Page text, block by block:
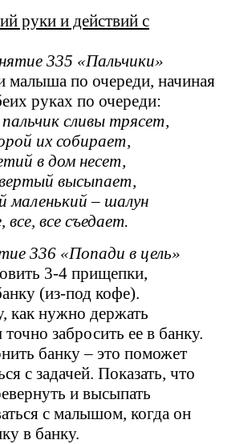
руки и действий с
335 «Пальчики»
малыша по очереди, начиная
руках по очереди:
сливы трясет,
их собирает,
в дом несет,
высыпает,
маленький – шалун
все, все съедает.
336 «Попади в цель»
3-4 прищепки,
(из-под кофе).
как нужно держать
забросить ее в банку.
банку – это поможет
с задачей. Показать, что
и высыпать
с малышом, когда он
в банку.